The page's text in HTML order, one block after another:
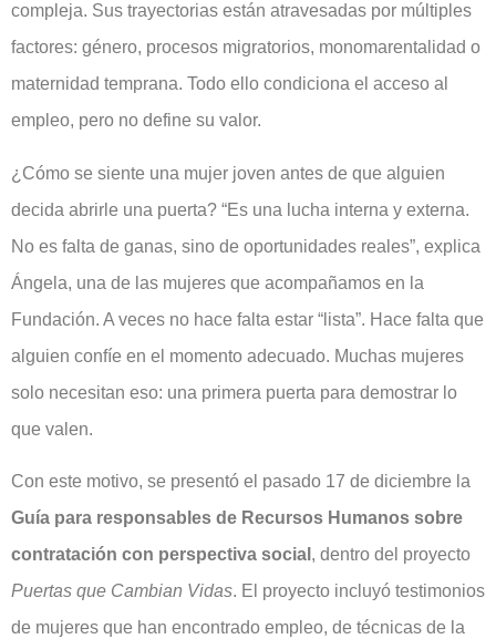
compleja. Sus trayectorias están atravesadas por múltiples
factores: género, procesos migratorios, monomarentalidad o
maternidad temprana. Todo ello condiciona el acceso al
empleo, pero no define su valor.
¿Cómo se siente una mujer joven antes de que alguien
decida abrirle una puerta? “Es una lucha interna y externa.
No es falta de ganas, sino de oportunidades reales”, explica
Ángela, una de las mujeres que acompañamos en la
Fundación. A veces no hace falta estar “lista”. Hace falta que
alguien confíe en el momento adecuado. Muchas mujeres
solo necesitan eso: una primera puerta para demostrar lo
que valen.
Con este motivo, se presentó el pasado 17 de diciembre la
Guía para responsables de Recursos Humanos sobre
contratación con perspectiva social , dentro del proyecto
Puertas que Cambian Vidas. El proyecto incluyó testimonios
de mujeres que han encontrado empleo, de técnicas de la